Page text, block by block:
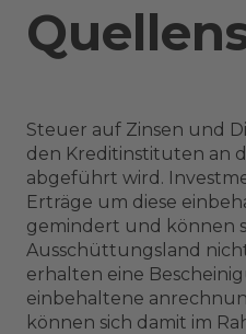
Steuer auf Zinsen und
den Kreditinstituten an
abgeführt wird.
Erträge um diese
gemindert und können
Ausschüttungsland
erhalten eine
einbehaltene
können sich damit im